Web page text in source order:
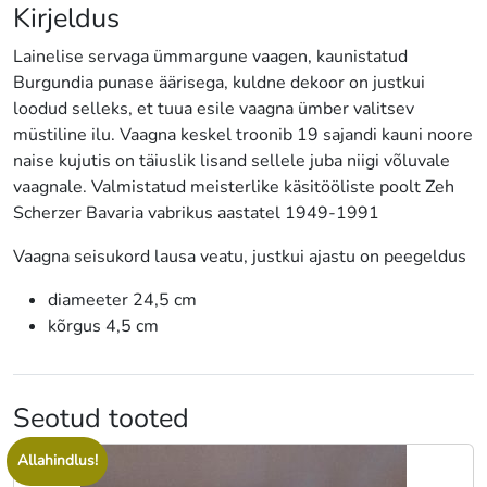
Kirjeldus
Lainelise servaga ümmargune vaagen, kaunistatud
Burgundia punase äärisega, kuldne dekoor on justkui
loodud selleks, et tuua esile vaagna ümber valitsev
müstiline ilu. Vaagna keskel troonib 19 sajandi kauni noore
naise kujutis on täiuslik lisand sellele juba niigi võluvale
vaagnale. Valmistatud meisterlike käsitööliste poolt Zeh
Scherzer Bavaria vabrikus aastatel 1949-1991
Vaagna seisukord lausa veatu, justkui ajastu on peegeldus
diameeter 24,5 cm
kõrgus 4,5 cm
Seotud tooted
Allahindlus!